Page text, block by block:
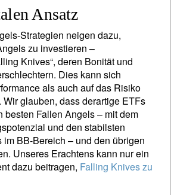
Ansatz
Strategien neigen dazu,
zu investieren –
Knives“, deren Bonität und
Dies kann sich
als auch auf das Risiko
glauben, dass derartige ETFs
besten Fallen Angels – mit dem
und den stabilsten
im BB-Bereich – und den übrigen
Unseres Erachtens kann nur ein
dazu beitragen, Falling Knives zu